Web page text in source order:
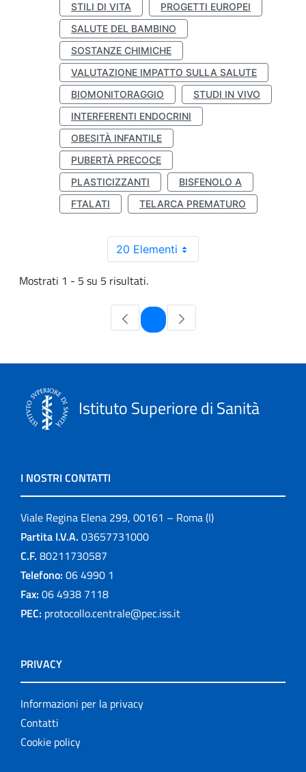
STILI DI VITA
PROGETTI EUROPEI
SALUTE DEL BAMBINO
SOSTANZE CHIMICHE
VALUTAZIONE IMPATTO SULLA SALUTE
BIOMONITORAGGIO
STUDI IN VIVO
INTERFERENTI ENDOCRINI
OBESITÀ INFANTILE
PUBERTÀ PRECOCE
PLASTICIZZANTI
BISFENOLO A
FTALATI
TELARCA PREMATURO
20 Elementi
Mostrati 1 - 5 su 5 risultati.
Pagina
Istituto Superiore di Sanità
I NOSTRI CONTATTI
Viale Regina Elena 299, 00161 – Roma (I)
Partita I.V.A. 03657731000
C.F. 80211730587
Telefono: 06 4990 1
Fax: 06 4938 7118
PEC: protocollo.centrale@pec.iss.it
PRIVACY
Informazioni per la privacy
Contatti
Cookie policy